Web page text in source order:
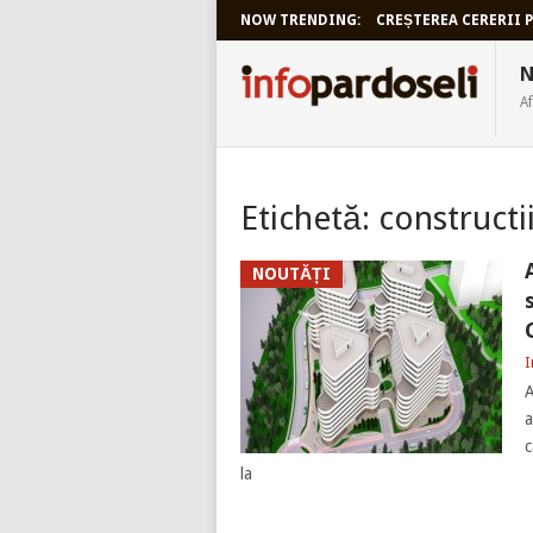
NOW TRENDING: CREȘTEREA CERERII
Etichetă:
NOUTĂȚI
la